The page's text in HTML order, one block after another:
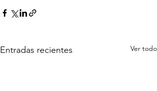
Entradas recientes Ver todo